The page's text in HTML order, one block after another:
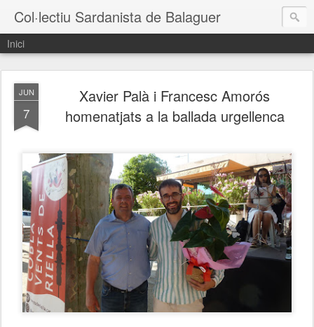
Col·lectiu Sardanista de Balaguer
Inici
JUN
7
Xavier Palà i Francesc Amorós
homenatjats a la ballada urgellenca